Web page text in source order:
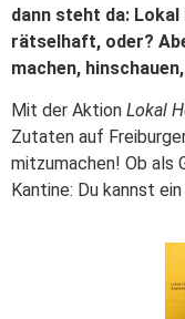
dann steht da:
rätselhaft, oder?
machen,
Mit der Aktion Lokal
Zutaten auf
mitzumachen! Ob als
Kantine: Du kannst